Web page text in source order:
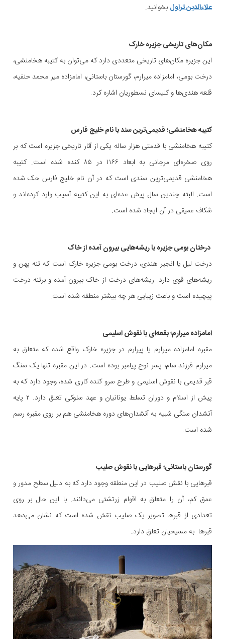
علاءالدین تراول بخوانید.
مکان‌های تاریخی جزیره خارک
این جزیره مکان‌های تاریخی متعددی دارد که می‌توان به کتیبه هخامنشی،
درخت بومی، امامزاده میرارم، گورستان باستانی، امامزاده میر محمد حنفیه،
قلعه هندی‌ها و کلیسای نسطوریان اشاره کرد.
کتیبه هخامنشی؛ قدیمی‌ترین سند با نام خلیج فارس
کتیبه هخامنشی با قدمتی هزار ساله یکی از آثار تاریخی جزیره است که بر
روی صخره‌ای مرجانی به ابعاد ۱۱۶۶ در ۸۵ کنده شده است. کتیبه
هخامنشی قدیمی‌ترین سندی است که در آن نام خلیج فارس حک شده
است. البته چندین سال پیش عده‌ای به این کتیبه آسیب وارد کرده‌اند و
شکاف عمیقی در آن ایجاد شده است.
درختان بومی جزیره با ریشه‌هایی بیرون آمده از خاک
درخت لیل یا انجیر هندی، درخت بومی جزیره خارک است که تنه پهن و
ریشه‌های قوی دارد. ریشه‌های درخت از خاک بیرون آمده و برتنه درخت
پیچیده است و باعث زیبایی هر چه بیشتر منطقه شده است.
امامزاده میرارم؛ بقعه‌ای با نقوش اسلیمی
مقبره امامزاده میرارم یا پیرارم در جزیره خارک واقع شده که متعلق به
میرارم فرزند سام، پسر نوح پیامبر بوده است. در این مقبره تنها یک سنگ
قبر قدیمی با نقوش اسلیمی و طرح سرو کنده کاری شده، وجود دارد که به
پیش از اسلام و دوران تسلط یونانیان و عهد سلوکی تعلق دارد. ۲ پایه
آتشدان سنگی شبیه به آتشدان‌های دوره هخامنشی هم بر روی مقبره رسم
شده است.
گورستان باستانی؛ قبرهایی با نقوش صلیب
قبرهایی با نقش صلیب در این منطقه وجود دارد که به دلیل سطح مدور و
عمق کم، آن را متعلق به اقوام زرتشتی می‌دانند. با این حال بر روی
تعدادی از قبرها تصویر یک صلیب نقش شده است که نشان می‌دهد
قبرها به مسیحیان تعلق دارد.